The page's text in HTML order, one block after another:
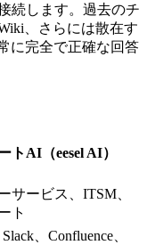
続します。過去のチ
、さらには散在す
に完全で正確な回答
トAI（eesel AI）
サービス、ITSM、
ト
、Confluence、